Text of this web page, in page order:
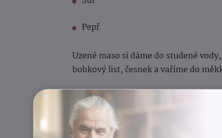
Pepř
Uzené maso si dáme do studené
bobkový list, česnek a vaříme do
Maso si nameleme.
Na sádle si zarestujeme cibulku do